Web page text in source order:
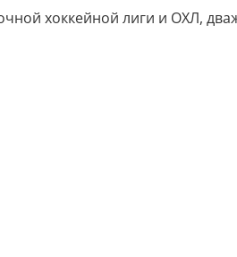
хоккейной лиги и ОХЛ,